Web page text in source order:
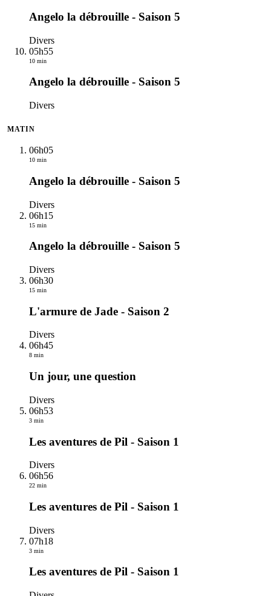
Angelo la débrouille - Saison 5
Divers
05h55
10 min
Angelo la débrouille - Saison 5
Divers
MATIN
06h05
10 min
Angelo la débrouille - Saison 5
Divers
06h15
15 min
Angelo la débrouille - Saison 5
Divers
06h30
15 min
L'armure de Jade - Saison 2
Divers
06h45
8 min
Un jour, une question
Divers
06h53
3 min
Les aventures de Pil - Saison 1
Divers
06h56
22 min
Les aventures de Pil - Saison 1
Divers
07h18
3 min
Les aventures de Pil - Saison 1